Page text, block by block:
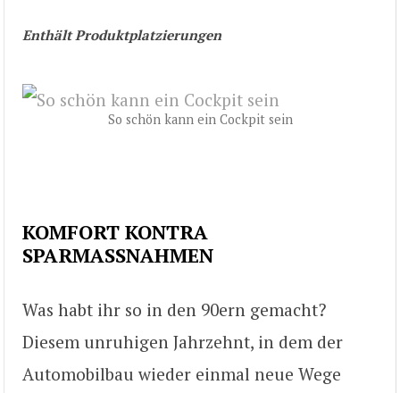
Enthält Produktplatzierungen
So schön kann ein Cockpit sein
KOMFORT KONTRA
SPARMASSNAHMEN
Was habt ihr so in den 90ern gemacht?
Diesem unruhigen Jahrzehnt, in dem der
Automobilbau wieder einmal neue Wege